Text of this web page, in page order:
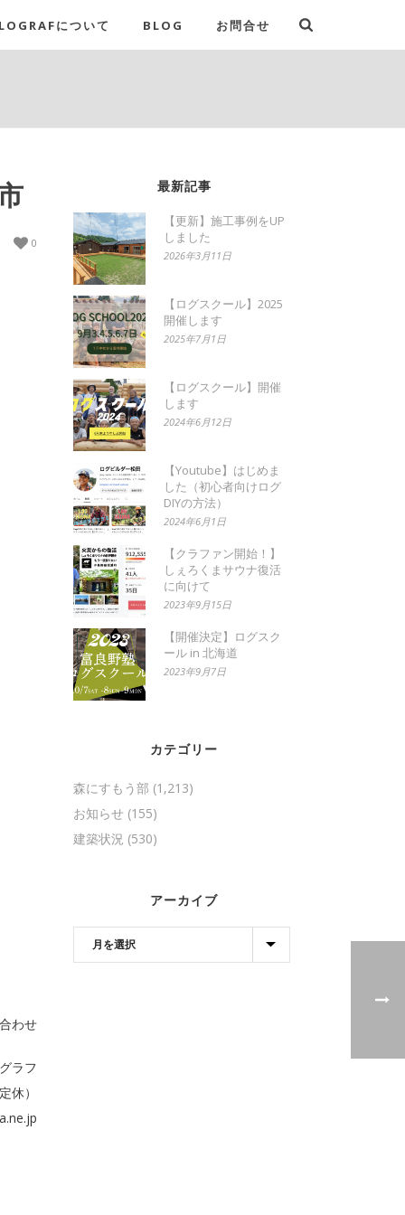
LOGRAFについて BLOG お問合せ
0
わせ
ラフ
休）
最新記事
【更新】施工事例をUP
しました
2026年3月11日
【ログスクール】2025
開催します
2025年7月1日
【ログスクール】開催
します
2024年6月12日
【Youtube】はじめま
した（初心者向けログ
DIYの方法）
2024年6月1日
【クラファン開始！】
しぇろくまサウナ復活
に向けて
2023年9月15日
【開催決定】ログスク
ール in 北海道
2023年9月7日
カテゴリー
森にすもう部 (1,213)
お知らせ (155)
建築状況 (530)
アーカイブ